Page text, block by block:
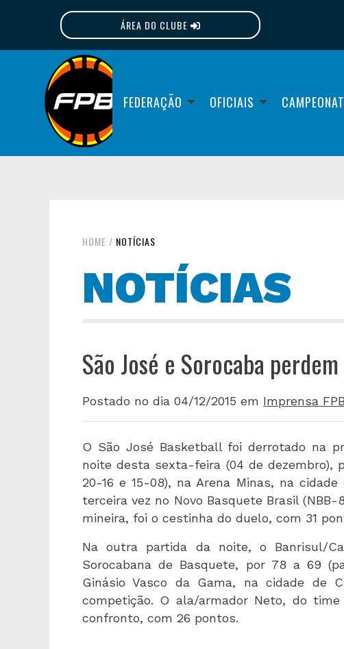
ÁREA DO CLUBE
FEDERAÇÃO OFICIAIS
HOME / NOTÍCIAS
NOTÍCIAS
São José e Sorocaba
Postado no dia 04/12/2015 em Imprensa FPB
O São José Basketball foi derrotado na
noite desta sexta-feira (04 de dezembro),
20-16 e 15-08), na Arena Minas, na
terceira vez no Novo Basquete Brasil
mineira, foi o cestinha do duelo, com 31
Na outra partida da noite, o Banrisul/
Sorocabana de Basquete, por 78 a 69
Ginásio Vasco da Gama, na cidade de
competição. O ala/armador Neto, do
confronto, com 26 pontos.